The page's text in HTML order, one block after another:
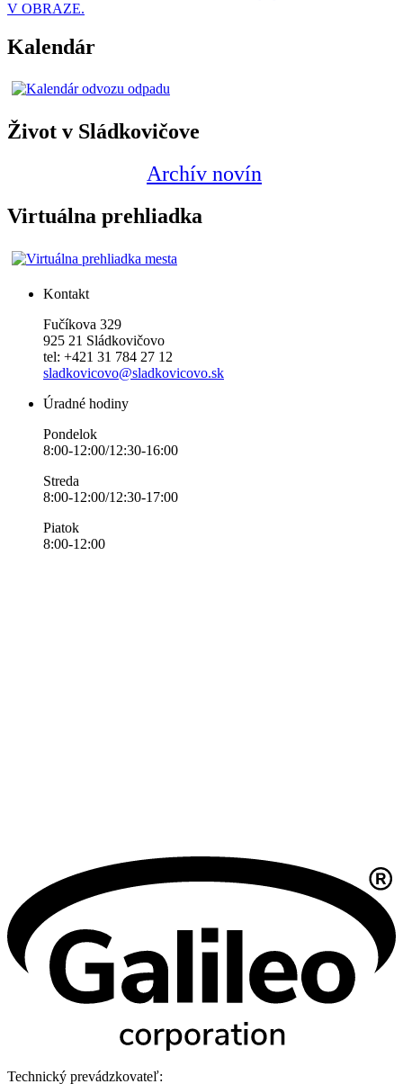
V OBRAZE.
Kalendár
Život v Sládkovičove
Archív novín
Virtuálna prehliadka
Kontakt
Fučíkova 329
925 21 Sládkovičovo
tel: +421 31 784 27 12
sladkovicovo@sladkovicovo.sk
Úradné hodiny
Pondelok
8:00-12:00/12:30-16:00
Streda
8:00-12:00/12:30-17:00
Piatok
8:00-12:00
Technický prevádzkovateľ: